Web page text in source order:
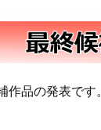
品の発表です。